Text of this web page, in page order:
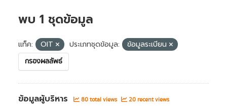
พบ 1 ชุดข้อมูล
แท็ค: OIT ประเภทชุดข้อมูล: ข้อมูลระเบียน
กรองผลลัพธ์
ข้อมูลผู้บริหาร 80 total views 20 recent views